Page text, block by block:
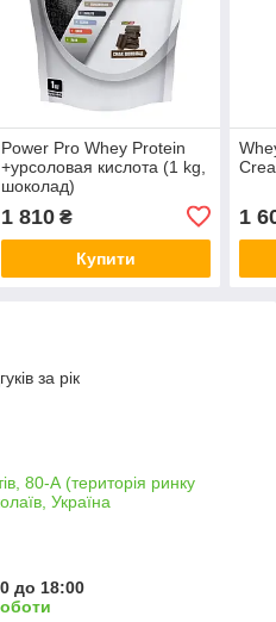
Power Pro Whey Protein
+урсоловая кислота (1 kg,
шоколад)
1 810₴
Купити
1
за рік
80-А (територія ринку
Україна
до 18:00